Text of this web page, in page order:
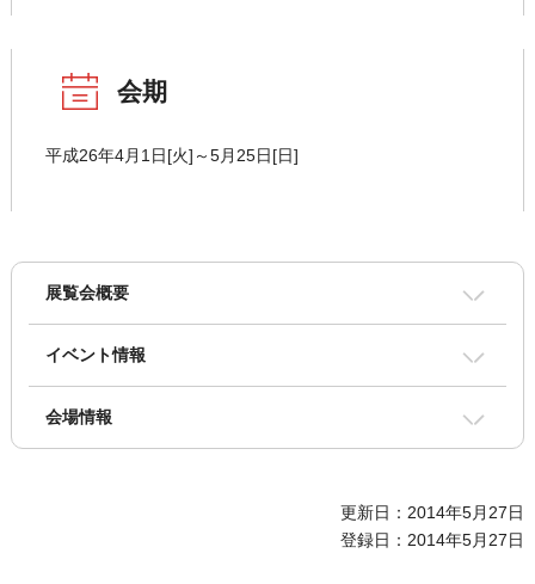
会期
平成26年4月1日[火]～5月25日[日]
展覧会概要
イベント情報
会場情報
更新日：2014年5月27日
登録日：2014年5月27日